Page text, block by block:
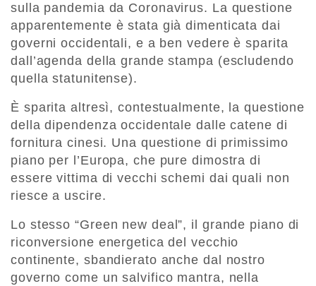
sulla pandemia da Coronavirus. La questione
apparentemente è stata già dimenticata dai
governi occidentali, e a ben vedere è sparita
dall’agenda della grande stampa (escludendo
quella statunitense).
È sparita altresì, contestualmente, la questione
della dipendenza occidentale dalle catene di
fornitura cinesi. Una questione di primissimo
piano per l’Europa, che pure dimostra di
essere vittima di vecchi schemi dai quali non
riesce a uscire.
Lo stesso “Green new deal”, il grande piano di
riconversione energetica del vecchio
continente, sbandierato anche dal nostro
governo come un salvifico mantra, nella